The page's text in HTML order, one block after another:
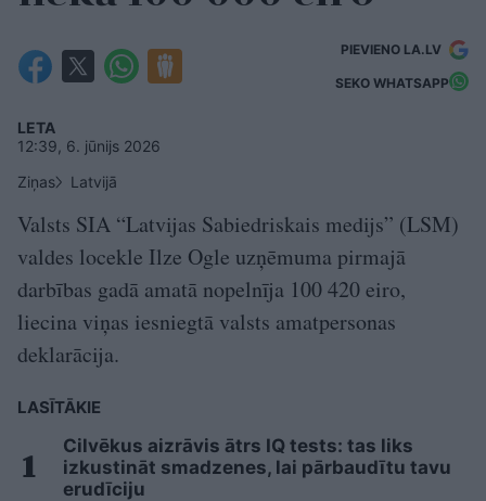
PIEVIENO LA.LV
SEKO WHATSAPP
LETA
12:39, 6. jūnijs 2026
Ziņas
Latvijā
Valsts SIA “Latvijas Sabiedriskais medijs” (LSM)
valdes locekle Ilze Ogle uzņēmuma pirmajā
darbības gadā amatā nopelnīja 100 420 eiro,
liecina viņas iesniegtā valsts amatpersonas
deklarācija.
LASĪTĀKIE
Cilvēkus aizrāvis ātrs IQ tests: tas liks
izkustināt smadzenes, lai pārbaudītu tavu
erudīciju